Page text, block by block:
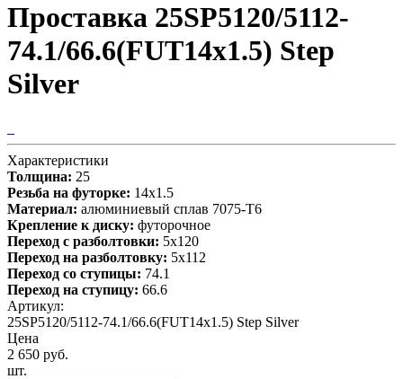
Проставка 25SP5120/5112-
74.1/66.6(FUT14x1.5) Step
Silver
Характеристики
Толщина: 25
Резьба на футорке: 14х1.5
Материал: алюминиевый сплав 7075-T6
Крепление к диску: футорочное
Переход с разболтовки: 5х120
Переход на разболтовку: 5х112
Переход со ступицы: 74.1
Переход на ступицу: 66.6
Артикул:
25SP5120/5112-74.1/66.6(FUT14x1.5) Step Silver
Цена
2 650 руб.
шт.